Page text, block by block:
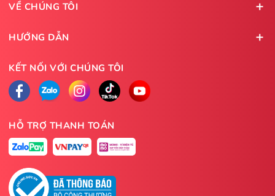
VỀ CHÚNG TÔI
HƯỚNG DẪN
KẾT NỐI VỚI CHÚNG TÔI
HỖ TRỢ THANH TOÁN